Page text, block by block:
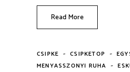
Read More
CSIPKE - CSIPKETOP -
MENYASSZONYI RUHA -